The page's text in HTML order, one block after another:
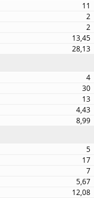
11
2
2
13,45
28,13
4
30
13
4,43
8,99
5
17
7
5,67
12,08